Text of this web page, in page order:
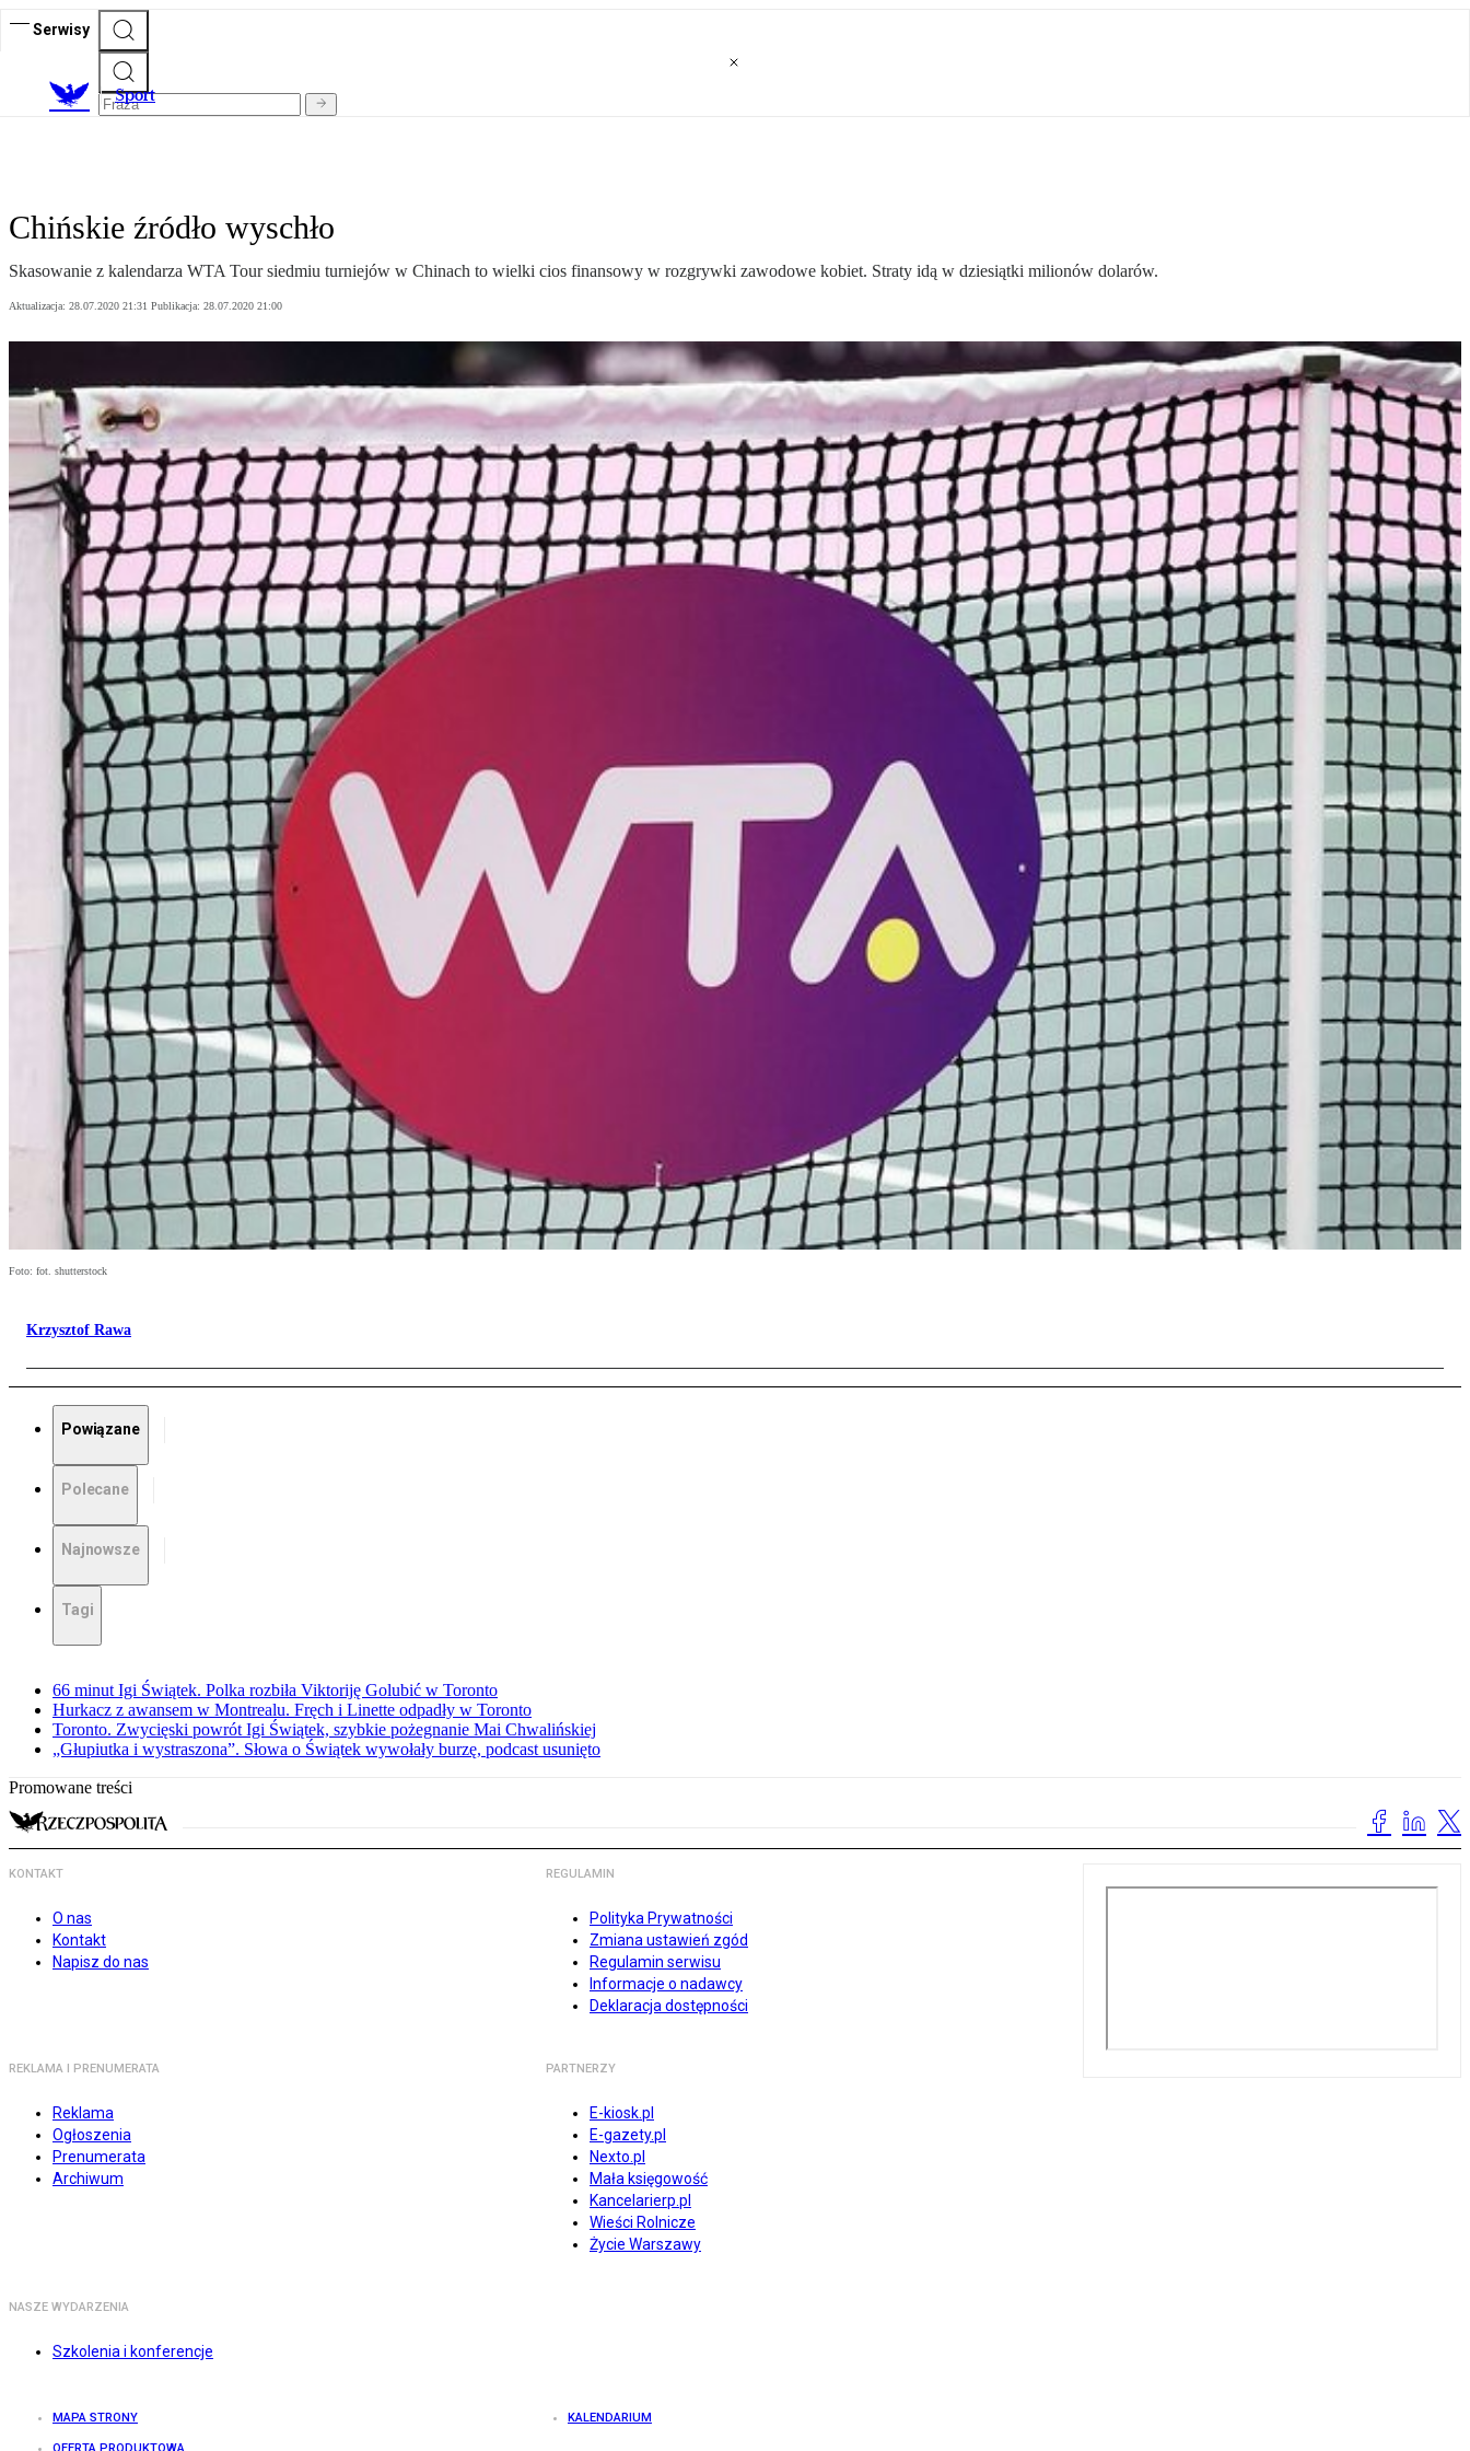
Serwisy
Sport
Chińskie źródło wyschło
Skasowanie z kalendarza WTA Tour siedmiu turniejów w Chinach to wielki cios finansowy w rozgrywki zawodowe kobiet. Straty idą w dziesiątki milionów dolarów.
Aktualizacja: 28.07.2020 21:31 Publikacja: 28.07.2020 21:00
Foto: fot. shutterstock
Krzysztof Rawa
Powiązane
Polecane
Najnowsze
Tagi
66 minut Igi Świątek. Polka rozbiła Viktoriję Golubić w Toronto
Hurkacz z awansem w Montrealu. Fręch i Linette odpadły w Toronto
Toronto. Zwycięski powrót Igi Świątek, szybkie pożegnanie Mai Chwalińskiej
„Głupiutka i wystraszona”. Słowa o Świątek wywołały burzę, podcast usunięto
Promowane treści
KONTAKT
O nas
Kontakt
Napisz do nas
REGULAMIN
Polityka Prywatności
Zmiana ustawień zgód
Regulamin serwisu
Informacje o nadawcy
Deklaracja dostępności
REKLAMA I PRENUMERATA
Reklama
Ogłoszenia
Prenumerata
Archiwum
PARTNERZY
E-kiosk.pl
E-gazety.pl
Nexto.pl
Mała księgowość
Kancelarierp.pl
Wieści Rolnicze
Życie Warszawy
NASZE WYDARZENIA
Szkolenia i konferencje
MAPA STRONY KALENDARIUM